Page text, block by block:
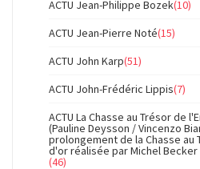
ACTU Jean-Philippe Bozek(10)
ACTU Jean-Pierre Noté(15)
ACTU John Karp(51)
ACTU John-Frédéric Lippis(7)
ACTU La Chasse au Trésor de
(Pauline Deysson / Vincenzo
prolongement de la Chasse au
d'or réalisée par Michel Becker
(46)